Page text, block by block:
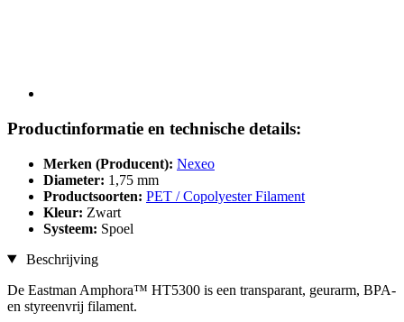
Productinformatie en technische details:
Merken (Producent): Nexeo
Diameter: 1,75 mm
Productsoorten: PET / Copolyester Filament
Kleur: Zwart
Systeem: Spoel
Beschrijving
De Eastman Amphora™ HT5300 is een transparant, geurarm, BPA-
en styreenvrij filament.